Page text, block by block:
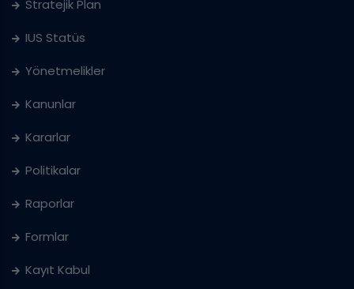
Stratejik Plan
IUS Statüs
Yönetmelikler
Kanunlar
Kararlar
Politikalar
Raporlar
Formlar
Kayıt Kabul